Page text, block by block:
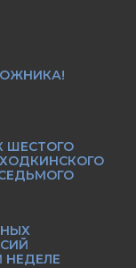
ШЕСТОГО
НЕДЕЛЕ